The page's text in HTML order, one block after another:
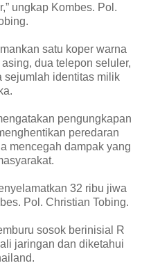
ungkap Kombes. Pol.
satu koper warna
dua telepon seluler,
sejumlah identitas milik
pengungkapan
peredaran
mencegah dampak yang
32 ribu jiwa
Pol. Christian Tobing.
sosok berinisial R
jaringan dan diketahui